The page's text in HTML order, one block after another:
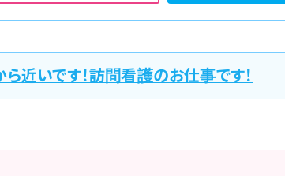
近いです！訪問看護のお仕事です！